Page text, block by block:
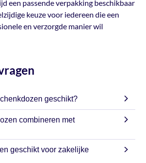
een passende verpakking beschikbaar
keuze voor iedereen die een
en verzorgde manier wil
geschikt?
geschikt voor onder andere
kerstpakketten,
streekproducten en andere cadeaus.
combineren met
perfect te combineren met
en andere opvulmaterialen
geschikt voor zakelijke